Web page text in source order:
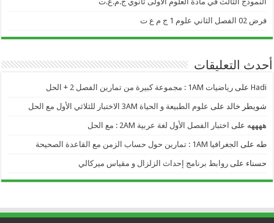
فرض 02 الفصل الثاني علوم 1 ج م ع ت
أحدث التعليقات
Hadi علىرياضيات 1AM : مجموعة كبيرة من تمارين الفصل 2 + الحل
شويطر خالد على علوم الطبيعة و الحياة 3AM الاختبار للثلاثي الأول مع الحل
ههههه على اختبار الفصل الأول لغة عربية 2AM : مع الحل
طه على الجغرافيا 1AM : تمارين حول حساب الزمن مع القاعدة الصحيحة
حسناء علىروابط برنامج إحداث الزلزال و مقياس ميركالي